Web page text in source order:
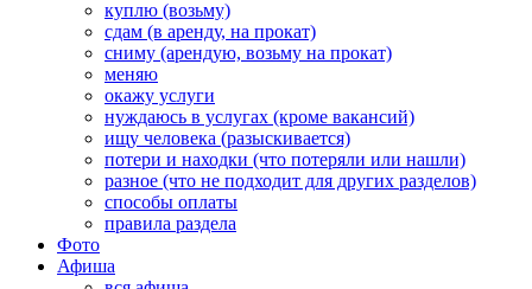
куплю (возьму)
сдам (в аренду, на прокат)
сниму (арендую, возьму на прокат)
меняю
окажу услуги
нуждаюсь в услугах (кроме вакансий)
ищу человека (разыскивается)
потери и находки (что потеряли или нашли)
разное (что не подходит для других разделов)
способы оплаты
правила раздела
Фото
Афиша